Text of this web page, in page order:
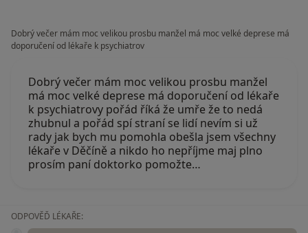
Dobrý večer mám moc velikou prosbu manžel má moc velké deprese má
doporučení od lékaře k psychiatrov
Dobrý večer mám moc velikou prosbu manžel
má moc velké deprese má doporučení od lékaře
k psychiatrovy pořád říká že umře že to nedá
zhubnul a pořád spí straní se lidí nevím si už
rady jak bych mu pomohla obešla jsem všechny
lékaře v Děčíně a nikdo ho nepříjme maj plno
prosím paní doktorko pomožte…
ODPOVĚĎ LÉKAŘE: